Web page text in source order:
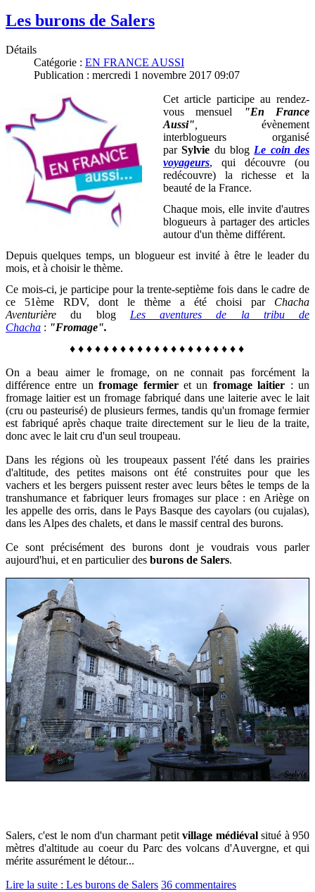
Les burons de Salers
Détails
Catégorie : EN FRANCE AUSSI
Publication : mercredi 1 novembre 2017 09:07
Cet article participe au rendez-
vous mensuel
"En France
Aussi", évènement
interblogueurs organisé
parSylvie du blogLe coin des
voyageurs, qui découvre (ou
redécouvre) la richesse et la
beauté de la France.
Chaque mois, elle invite d'autres
blogueurs à partager des articles
autour d'un thème différent.
Depuis quelques temps, un blogueur est invité à être le leader du
mois, et à choisir le thème.
Ce mois-ci, je participe pour la trente-septième fois dans le cadre de
ce 51ème RDV, dont le thème a été choisi par Chacha
Aventurière du blog Les aventures de la tribu de
Chacha : "Fromage".
♦ ♦ ♦ ♦ ♦ ♦ ♦ ♦ ♦ ♦ ♦ ♦ ♦ ♦ ♦ ♦ ♦ ♦ ♦ ♦ ♦
On a beau aimer le fromage, on ne connait pas forcément la
différence entre unfromage fermieret un fromage laitier : un
fromage laitier est un fromage fabriqué dans une laiterie avec le lait
(cru ou pasteurisé) de plusieurs fermes, tandis qu'un fromage fermier
est fabriqué après chaque traite directement sur le lieu de la traite,
donc avec le lait cru d'un seul troupeau.
Dans les régions où les troupeaux passent l'été dans les prairies
d'altitude, des petites maisons ont été construites pour que les
vachers et les bergers puissent rester avec leurs bêtes le temps de la
transhumance et fabriquer leurs fromages sur place : en Ariège on
les appelle des orris, dans le Pays Basque des cayolars (ou cujalas),
dans les Alpes des chalets, et dans le massif central des burons.
Ce sont précisément des burons dont je voudrais vous parler
aujourd'hui, et en particulier des burons de Salers.
Salers, c'est le nom d'un charmant petitvillage médiévalsitué à 950
mètres d'altitude au coeur du Parc des volcans d'Auvergne, et qui
mérite assurément le détour...
Lire la suite : Les burons de Salers 36 commentaires